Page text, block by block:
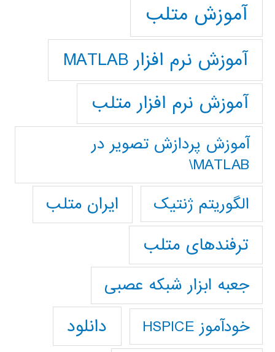
آموزش متلب
آموزش نرم افزار MATLAB
آموزش نرم افزار متلب
آموزش پردازش تصوير در
MATLAB\
الگوریتم ژنتیک
ایران متلب
ترفندهای متلب
جعبه ابزار شبکه عصبی
خودآموز HSPICE دانلود